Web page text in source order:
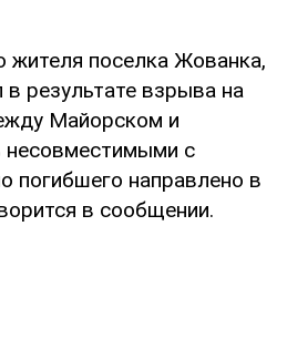
жителя поселка Жованка,
результате взрыва на
Майорском и
несовместимыми с
погибшего направлено в
в сообщении.